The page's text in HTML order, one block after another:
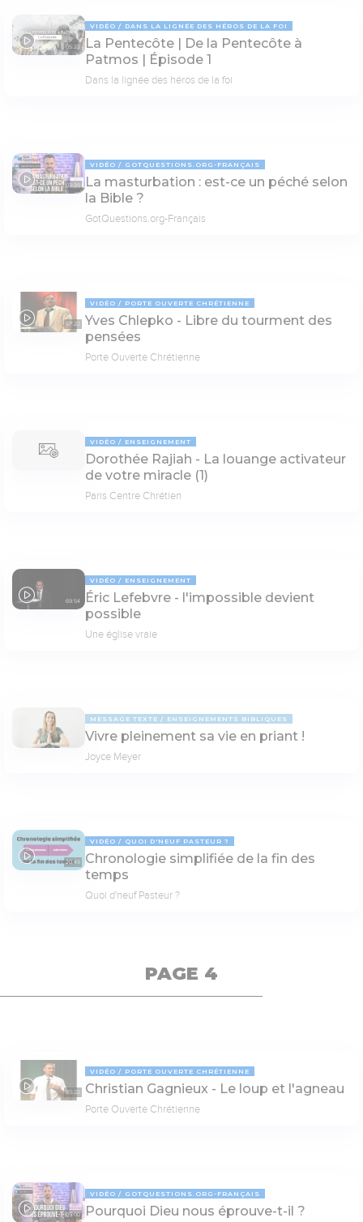
05:22
VIDÉO DANS LA LIGNÉE DES HÉROS DE LA FOI
La Pentecôte | De la Pentecôte à
Patmos | Épisode 1
Dans la lignée des héros de la foi
03:20
VIDÉO GOTQUESTIONS.ORG-FRANÇAIS
La masturbation : est-ce un péché selon
la Bible ?
GotQuestions.org-Français
57:22
VIDÉO PORTE OUVERTE CHRÉTIENNE
Yves Chlepko - Libre du tourment des
pensées
Porte Ouverte Chrétienne
VIDÉO ENSEIGNEMENT
Dorothée Rajiah - La louange activateur
de votre miracle (1)
Paris Centre Chrétien
69:54
VIDÉO ENSEIGNEMENT
Éric Lefebvre - l'impossible devient
possible
Une église vraie
MESSAGE TEXTE ENSEIGNEMENTS BIBLIQUES
Vivre pleinement sa vie en priant !
Joyce Meyer
20:49
VIDÉO QUOI D'NEUF PASTEUR ?
Chronologie simplifiée de la fin des
temps
Quoi d'neuf Pasteur ?
PAGE 4
35:22
VIDÉO PORTE OUVERTE CHRÉTIENNE
Christian Gagnieux - Le loup et l'agneau
Porte Ouverte Chrétienne
05:00
VIDÉO GOTQUESTIONS.ORG-FRANÇAIS
Pourquoi Dieu nous éprouve-t-il ?